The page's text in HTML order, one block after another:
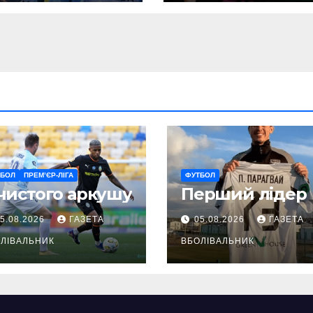
ПРЕМ’ЄР-ЛІГА
аркушу
ГАЗЕТА
ФУТБОЛ
Перший лідер
05.08.2026 ГАЗЕТА
ВБОЛІВАЛЬНИК